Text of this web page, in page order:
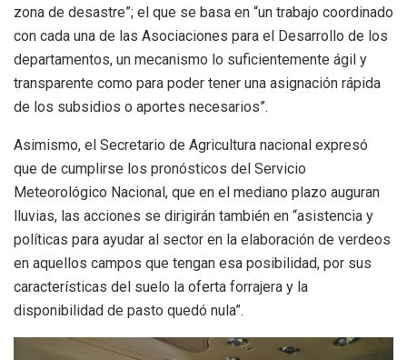
zona de desastre”; el que se basa en “un trabajo coordinado
con cada una de las Asociaciones para el Desarrollo de los
departamentos, un mecanismo lo suficientemente ágil y
transparente como para poder tener una asignación rápida
de los subsidios o aportes necesarios”.
Asimismo, el Secretario de Agricultura nacional expresó
que de cumplirse los pronósticos del Servicio
Meteorológico Nacional, que en el mediano plazo auguran
lluvias, las acciones se dirigirán también en “asistencia y
políticas para ayudar al sector en la elaboración de verdeos
en aquellos campos que tengan esa posibilidad, por sus
características del suelo la oferta forrajera y la
disponibilidad de pasto quedó nula”.